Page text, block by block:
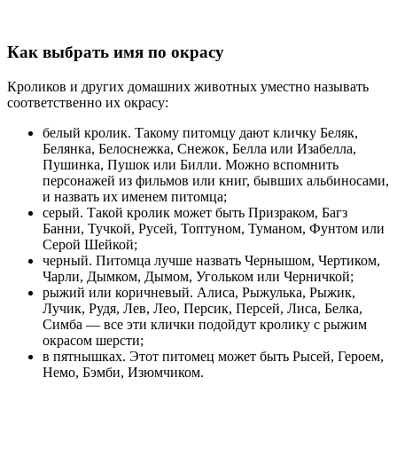
Как выбрать имя по окрасу
Кроликов и других домашних животных уместно называть
соответственно их окрасу:
белый кролик. Такому питомцу дают кличку Беляк,
Белянка, Белоснежка, Снежок, Белла или Изабелла,
Пушинка, Пушок или Билли. Можно вспомнить
персонажей из фильмов или книг, бывших альбиносами,
и назвать их именем питомца;
серый. Такой кролик может быть Призраком, Багз
Банни, Тучкой, Русей, Топтуном, Туманом, Фунтом или
Серой Шейкой;
черный. Питомца лучше назвать Чернышом, Чертиком,
Чарли, Дымком, Дымом, Угольком или Черничкой;
рыжий или коричневый. Алиса, Рыжулька, Рыжик,
Лучик, Рудя, Лев, Лео, Персик, Персей, Лиса, Белка,
Симба — все эти клички подойдут кролику с рыжим
окрасом шерсти;
в пятнышках. Этот питомец может быть Рысей, Героем,
Немо, Бэмби, Изюмчиком.